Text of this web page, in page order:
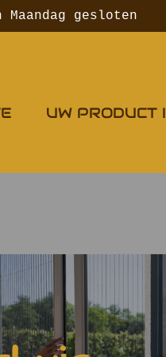
Maandag gesloten
UW PRODUCT